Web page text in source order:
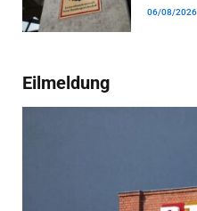
06/08/2026
Eilmeldung